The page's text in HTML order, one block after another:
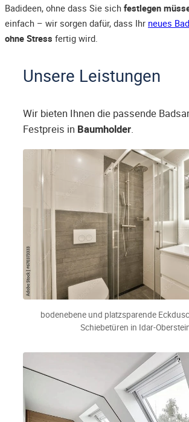
Badideen, ohne dass Sie sich festlegen
einfach – wir sorgen dafür, dass Ihr neues Bad
ohne Stress fertig wird.
Unsere Leistungen
Wir bieten Ihnen die passende
Festpreis in Baumholder.
bodenebene und platzsparende
Schiebetüren in Idar-